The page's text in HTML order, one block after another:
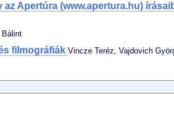
Apertúra (www.apertura.hu)
Bálint
filmográfiák Vincze Teréz, Vajdovich